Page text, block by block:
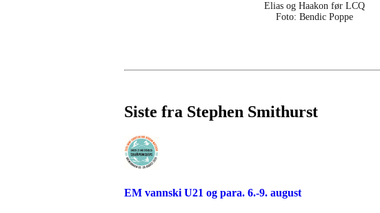
Elias og Haakon før LCQ
Foto: Bendic Poppe
Siste fra Stephen Smithurst
EM vannski U21 og para. 6.-9. august